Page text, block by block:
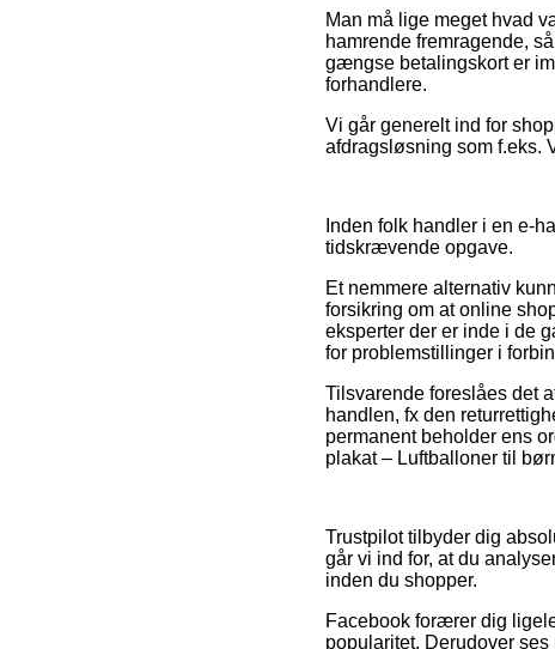
Man må lige meget hvad
hamrende fremragende,
gængse betalingskort er
forhandlere.
Vi går generelt ind for
afdragsløsning som f.eks.
Inden folk handler i en e-
tidskrævende opgave.
Et nemmere alternativ
forsikring om at online
eksperter der er inde i de
for problemstillinger i
Tilsvarende foreslåes det
handlen, fx den
permanent beholder ens
plakat – Luftballoner til
Trustpilot tilbyder dig
går vi ind for, at du
inden du shopper.
Facebook forærer dig
popularitet. Derudover